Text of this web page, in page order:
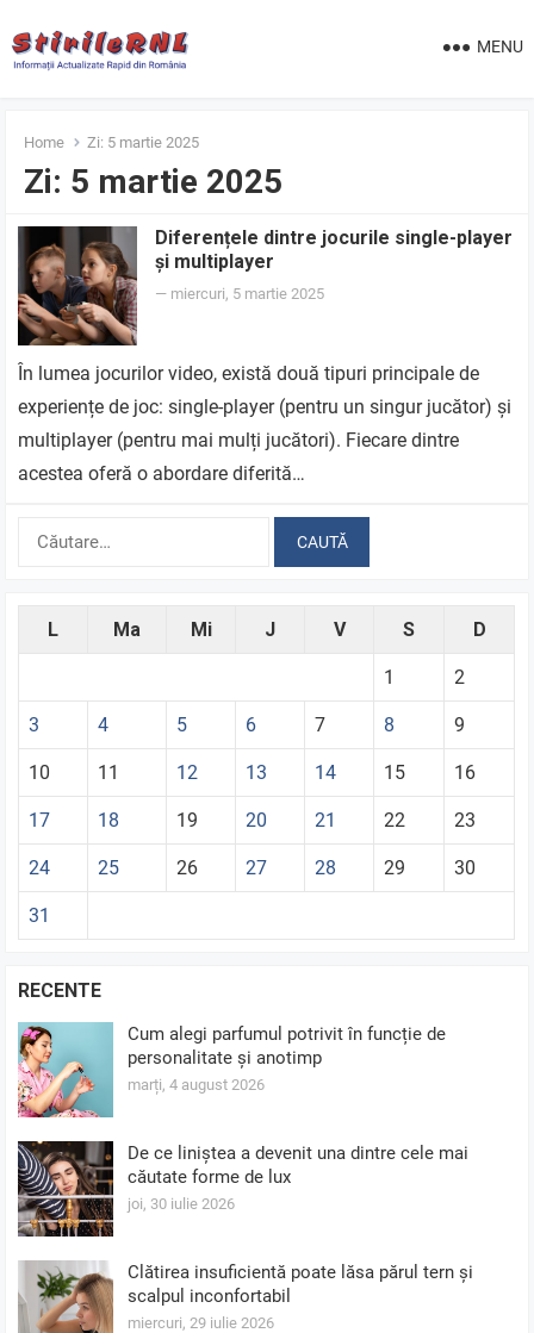
MENU
Home Zi: 5 martie 2025
Zi: 5 martie 2025
Diferențele dintre jocurile single-player
și multiplayer
— miercuri, 5 martie 2025
În lumea jocurilor video, există două tipuri principale de
experiențe de joc: single-player (pentru un singur jucător) și
multiplayer (pentru mai mulți jucători). Fiecare dintre
acestea oferă o abordare diferită…
Caută
L Ma Mi J V S D
1 2
3 4 5 6 7 8 9
10 11 12 13 14 15 16
17 18 19 20 21 22 23
24 25 26 27 28 29 30
31
RECENTE
Cum alegi parfumul potrivit în funcție de
personalitate și anotimp
marți, 4 august 2026
De ce liniștea a devenit una dintre cele mai
căutate forme de lux
joi, 30 iulie 2026
Clătirea insuficientă poate lăsa părul tern și
scalpul inconfortabil
miercuri, 29 iulie 2026